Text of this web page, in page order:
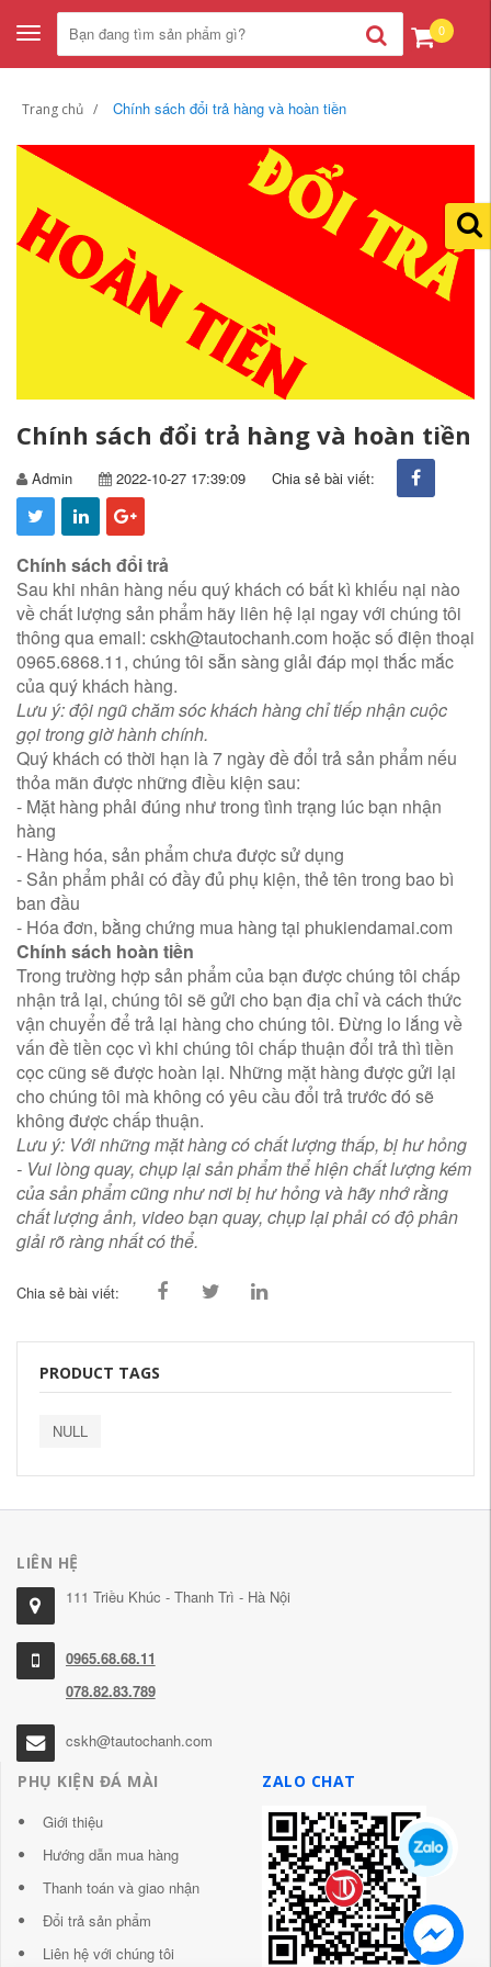
Toggle
navigation
0
Trang chủ Chính sách đổi trả hàng và hoàn tiền
Chính sách đổi trả hàng và hoàn tiền
Admin 2022-10-27 17:39:09 Chia sẻ bài viết:
Chính sách đổi trả
Sau khi nhân hàng nếu quý khách có bất kì khiếu nại nào
về chất lượng sản phẩm hãy liên hệ lại ngay với chúng tôi
thông qua email: cskh@tautochanh.com hoặc số điện thoại
0965.6868.11, chúng tôi sẵn sàng giải đáp mọi thắc mắc
của quý khách hàng.
Lưu ý: đội ngũ chăm sóc khách hàng chỉ tiếp nhận cuộc
gọi trong giờ hành chính.
Quý khách có thời hạn là 7 ngày đề đổi trả sản phẩm nếu
thỏa mãn được những điều kiện sau:
- Mặt hàng phải đúng như trong tình trạng lúc bạn nhận
hàng
- Hàng hóa, sản phẩm chưa được sử dụng
- Sản phẩm phải có đầy đủ phụ kiện, thẻ tên trong bao bì
ban đầu
- Hóa đơn, bằng chứng mua hàng tại phukiendamai.com
Chính sách hoàn tiền
Trong trường hợp sản phẩm của bạn được chúng tôi chấp
nhận trả lại, chúng tôi sẽ gửi cho bạn địa chỉ và cách thức
vận chuyển để trả lại hàng cho chúng tôi. Đừng lo lắng về
vấn đề tiền cọc vì khi chúng tôi chấp thuận đổi trả thì tiền
cọc cũng sẽ được hoàn lại. Những mặt hàng được gửi lại
cho chúng tôi mà không có yêu cầu đổi trả trước đó sẽ
không được chấp thuận.
Lưu ý: Với những mặt hàng có chất lượng thấp, bị hư hỏng
- Vui lòng quay, chụp lại sản phẩm thể hiện chất lượng kém
của sản phẩm cũng như nơi bị hư hỏng và hãy nhớ rằng
chất lượng ảnh, video bạn quay, chụp lại phải có độ phân
giải rõ ràng nhất có thể.
Chia sẻ bài viết:
PRODUCT TAGS
NULL
LIÊN HỆ
111 Triều Khúc - Thanh Trì - Hà Nội
0965.68.68.11
078.82.83.789
cskh@tautochanh.com
PHỤ KIỆN ĐÁ MÀI
Giới thiệu
Hướng dẫn mua hàng
Thanh toán và giao nhận
Đổi trả sản phẩm
Liên hệ với chúng tôi
ZALO CHAT